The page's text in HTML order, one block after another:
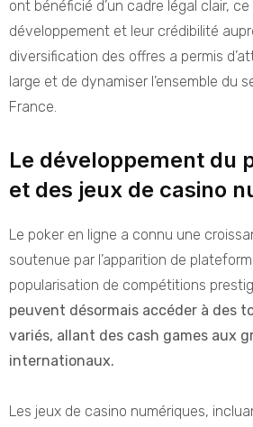
ont bénéficié d’un cadre légal clair,
développement et leur crédibilité
diversification des offres a permis
large et de dynamiser l’ensemble du
France.
Le développement du
et des jeux de casino
Le poker en ligne a connu une
soutenue par l’apparition de
popularisation de compétitions
peuvent désormais accéder à des
variés, allant des cash games aux
internationaux.
Les jeux de casino numériques,